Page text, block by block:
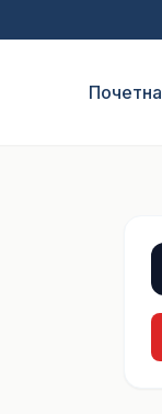
Почетна